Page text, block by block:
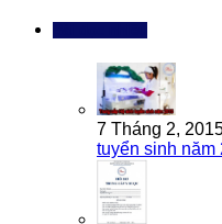
7 Tháng 2,
tuyển sinh năm